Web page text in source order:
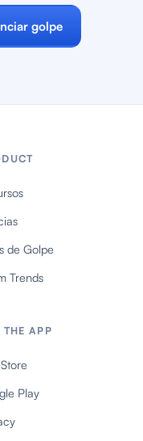
golpe
de Golpe
Trends
THE APP
Play